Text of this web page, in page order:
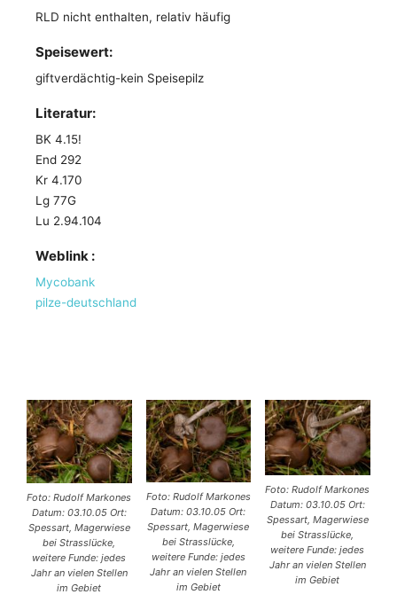
RLD nicht enthalten, relativ häufig
Speisewert:
giftverdächtig-kein Speisepilz
Literatur:
BK 4.15!
End 292
Kr 4.170
Lg 77G
Lu 2.94.104
Weblink :
Mycobank
pilze-deutschland
Foto: Rudolf Markones
Datum: 03.10.05 Ort:
Spessart, Magerwiese
bei Strasslücke,
weitere Funde: jedes
Jahr an vielen Stellen
im Gebiet
Foto: Rudolf Markones
Datum: 03.10.05 Ort:
Spessart, Magerwiese
bei Strasslücke,
weitere Funde: jedes
Jahr an vielen Stellen
im Gebiet
Foto: Rudolf Markones
Datum: 03.10.05 Ort:
Spessart, Magerwiese
bei Strasslücke,
weitere Funde: jedes
Jahr an vielen Stellen
im Gebiet